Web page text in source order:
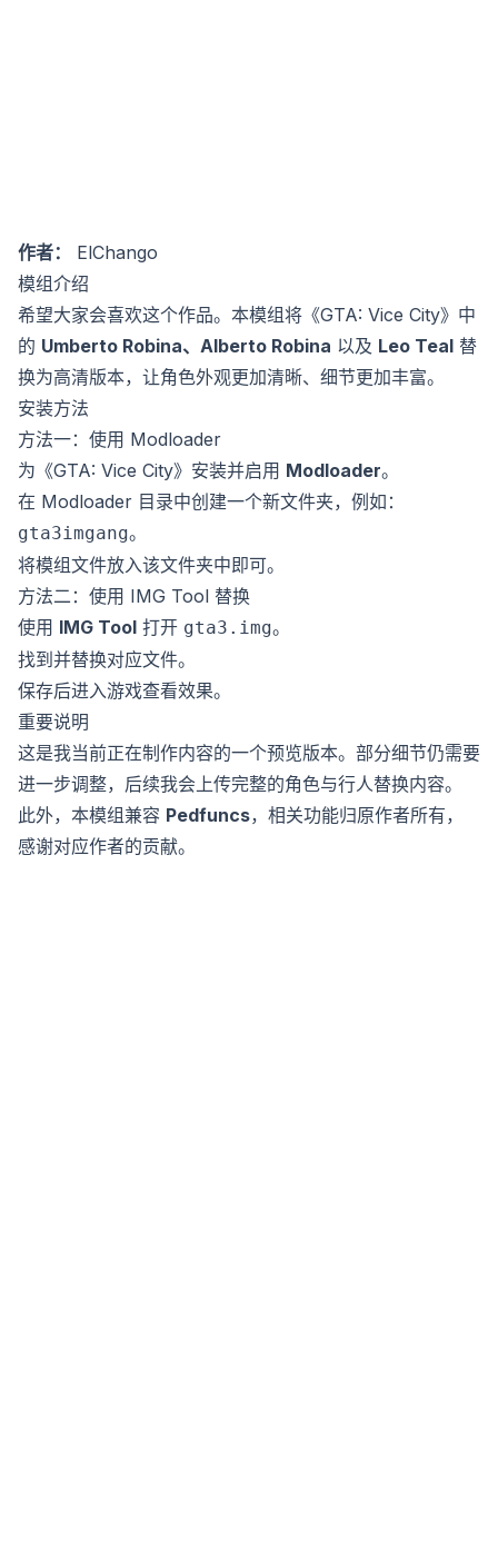
作者：
ElChango
模组介绍
希望大家会喜欢这个作品。本模组将《GTA: Vice City》中
的 Umberto Robina、Alberto Robina 以及 Leo Teal 替
换为高清版本，让角色外观更加清晰、细节更加丰富。
安装方法
方法一：使用 Modloader
为《GTA: Vice City》安装并启用 Modloader。
在 Modloader 目录中创建一个新文件夹，例如：
gta3imgang。
将模组文件放入该文件夹中即可。
方法二：使用 IMG Tool 替换
使用 IMG Tool 打开 gta3.img。
找到并替换对应文件。
保存后进入游戏查看效果。
重要说明
这是我当前正在制作内容的一个预览版本。部分细节仍需要
进一步调整，后续我会上传完整的角色与行人替换内容。
此外，本模组兼容 Pedfuncs，相关功能归原作者所有，
感谢对应作者的贡献。